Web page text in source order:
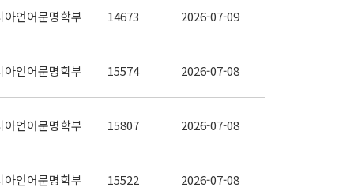
아언어문명학부 14673 2026-07-09
아언어문명학부 15574 2026-07-08
아언어문명학부 15807 2026-07-08
아언어문명학부 15522 2026-07-08